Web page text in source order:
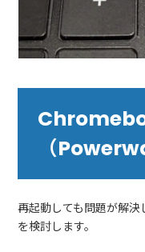
（
再起動しても問題が解決
を検討します。